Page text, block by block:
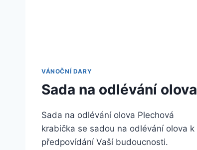
VÁNOČNÍ DARY
Sada na odlévání olova
Sada na odlévání olova Plechová
krabička se sadou na odlévání olova k
předpovídání Vaší budoucnosti.